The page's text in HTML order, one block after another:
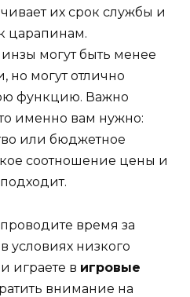
их срок службы и
царапинам.
могут быть менее
но могут отлично
функцию. Важно
именно вам нужно:
или бюджетное
соотношение цены и
время за
условиях низкого
играете в игровые
внимание на